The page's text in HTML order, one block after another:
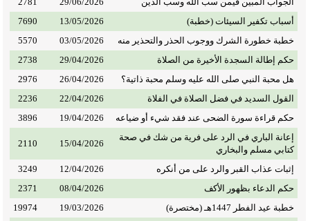
أسباب تكفير السيئات (خطبة)
13/05/2026
7690
خطبة خطورة الشرك ووجوب الحذر والتحذير منه
03/05/2026
5570
حكم إطالة السجدة الأخيرة من الصلاة
29/04/2026
2738
هل محبة النبي صلى الله عليه وسلم محبة ذاتية؟
26/04/2026
2976
القول السديد في فضل الصلاة في الفلاة
22/04/2026
2236
حكم قراءة سورة الضحى عند فقد شيء أو ضياعه
19/04/2026
3896
إعانة الباري في الرد على فرية من شك في صحة
كتابي مسلم والبخاري
15/04/2026
2110
إثبات عذاب القبر والرد على من أنكره 12/04/2026
3249
حكم الدعاء بظهور الأكف
08/04/2026
2371
خطبة عيد الفطر 1447هـ (مختصرة)
19/03/2026
19974